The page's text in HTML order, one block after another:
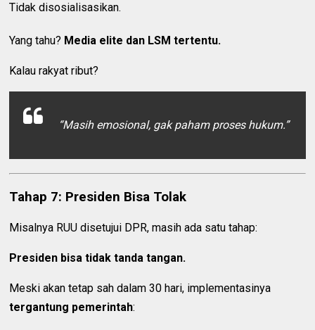
Tidak disosialisasikan.
Yang tahu? Media elite dan LSM tertentu.
Kalau rakyat ribut?
“Masih emosional, gak paham proses hukum.”
Tahap 7: Presiden Bisa Tolak
Misalnya RUU disetujui DPR, masih ada satu tahap:
Presiden bisa tidak tanda tangan.
Meski akan tetap sah dalam 30 hari, implementasinya
tergantung pemerintah: